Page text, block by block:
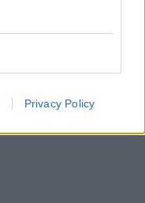
Privacy Policy